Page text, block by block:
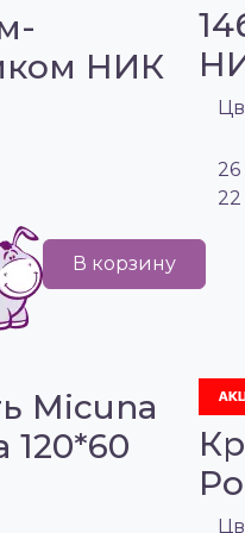
НИК
В корзину
Micuna
120*60